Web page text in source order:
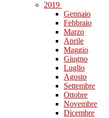
2019
Gennaio
Febbraio
Marzo
Aprile
Maggio
Giugno
Luglio
Agosto
Settembre
Ottobre
Novembre
Dicembre